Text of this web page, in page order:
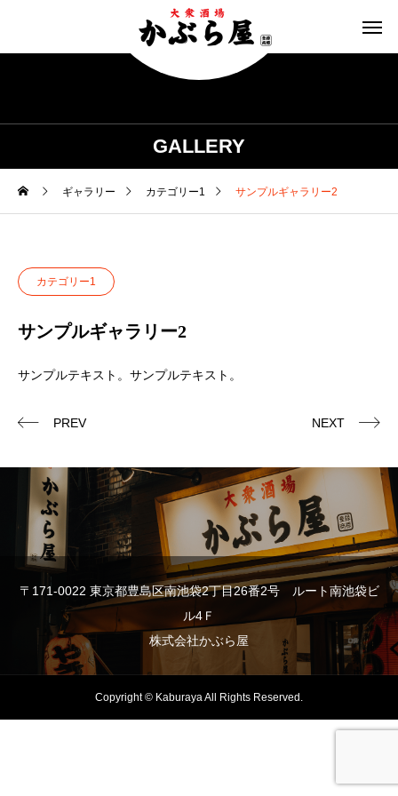
GALLERY
ギャラリー カテゴリー1 サンプルギャラリー2
カテゴリー1
サンプルギャラリー2
サンプルテキスト。サンプルテキスト。
PREV NEXT
〒171-0022 東京都豊島区南池袋2丁目26番2号 ルート南池袋ビ
ル4Ｆ
株式会社かぶら屋
Copyright © Kaburaya All Rights Reserved.